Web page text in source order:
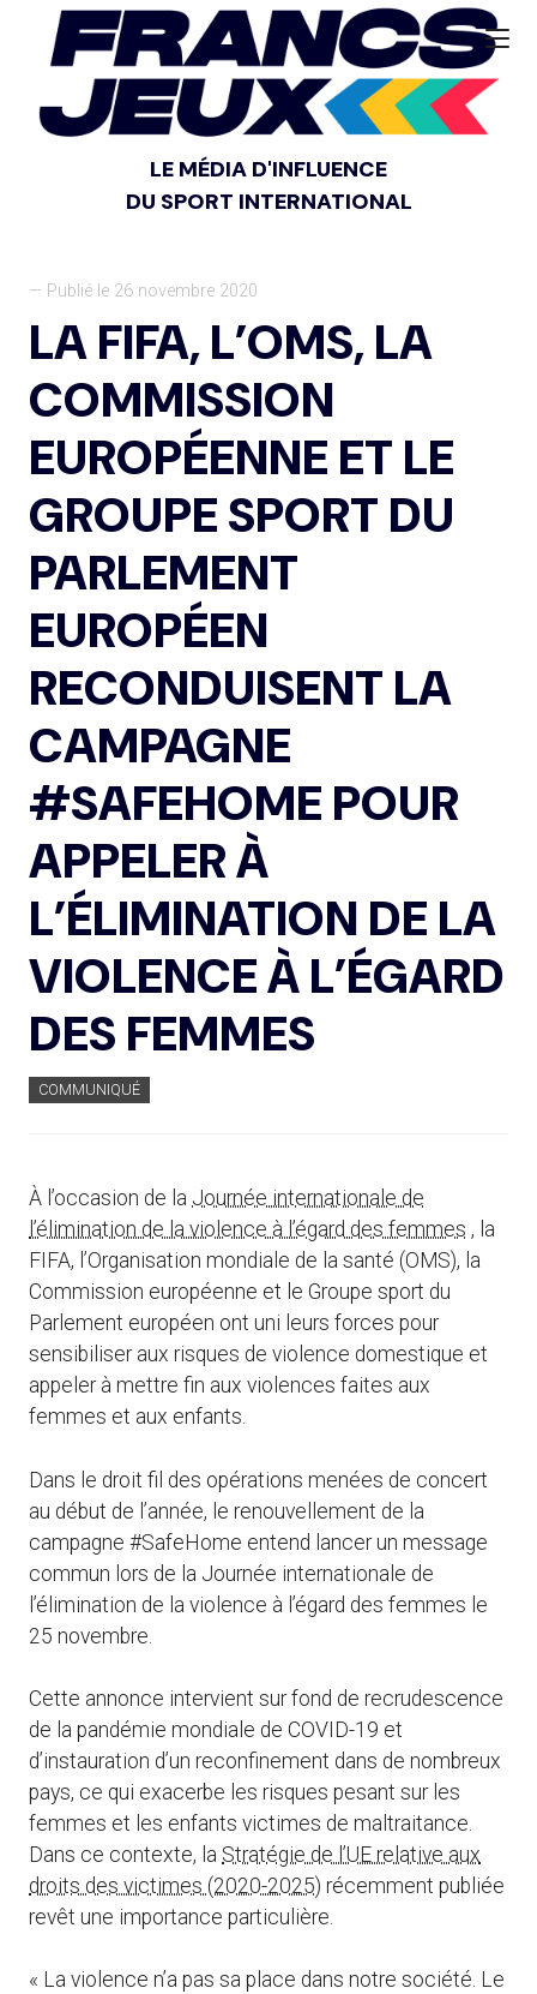
LE MÉDIA D'INFLUENCE
DU SPORT INTERNATIONAL
— Publié le 26 novembre 2020
LA FIFA, L’OMS, LA
COMMISSION
EUROPÉENNE ET LE
GROUPE SPORT DU
PARLEMENT
EUROPÉEN
RECONDUISENT LA
CAMPAGNE
#SAFEHOME POUR
APPELER À
L’ÉLIMINATION DE LA
VIOLENCE À L’ÉGARD
DES FEMMES
COMMUNIQUÉ
À l’occasion de la Journée internationale de
l’élimination de la violence à l’égard des femmes , la
FIFA, l’Organisation mondiale de la santé (OMS), la
Commission européenne et le Groupe sport du
Parlement européen ont uni leurs forces pour
sensibiliser aux risques de violence domestique et
appeler à mettre fin aux violences faites aux
femmes et aux enfants.
Dans le droit fil des opérations menées de concert
au début de l’année, le renouvellement de la
campagne #SafeHome entend lancer un message
commun lors de la Journée internationale de
l’élimination de la violence à l’égard des femmes le
25 novembre.
Cette annonce intervient sur fond de recrudescence
de la pandémie mondiale de COVID-19 et
d’instauration d’un reconfinement dans de nombreux
pays, ce qui exacerbe les risques pesant sur les
femmes et les enfants victimes de maltraitance.
Dans ce contexte, la Stratégie de l’UE relative aux
droits des victimes (2020-2025) récemment publiée
revêt une importance particulière.
« La violence n’a pas sa place dans notre société. Le